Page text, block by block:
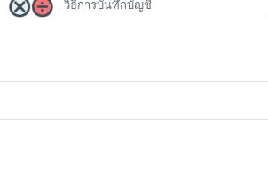
วิธีการบันทึกบัญชี